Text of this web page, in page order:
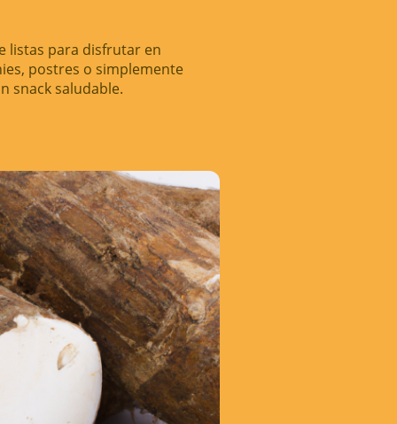
listas para disfrutar en
postres o simplemente
snack saludable.